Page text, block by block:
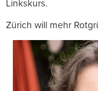
Linkskurs.
Zürich will mehr